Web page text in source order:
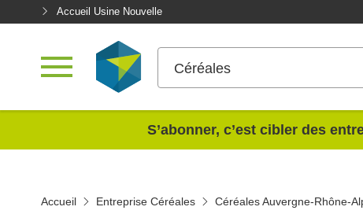
Accueil Usine Nouvelle
Céréales
S’abonner, c’est cibler des
Accueil Entreprise Céréales Céréales Auvergne-Rhône-